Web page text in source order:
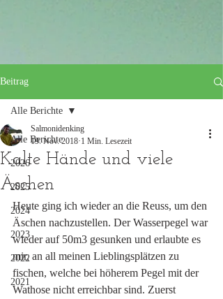
Beitrag
Alle Berichte
2026
2025
2024
2023
2022
2021
Alle Berichte
Kalte Hände und viele
Äschen
Salmonidenking
19. Nov. 2018 1 Min. Lesezeit
Heute ging ich wieder an die Reuss, um den
Äschen nachzustellen. Der Wasserpegel war
wieder auf 50m3 gesunken und erlaubte es
mir, an all meinen Lieblingsplätzen zu
fischen, welche bei höherem Pegel mit der
Wathose nicht erreichbar sind. Zuerst